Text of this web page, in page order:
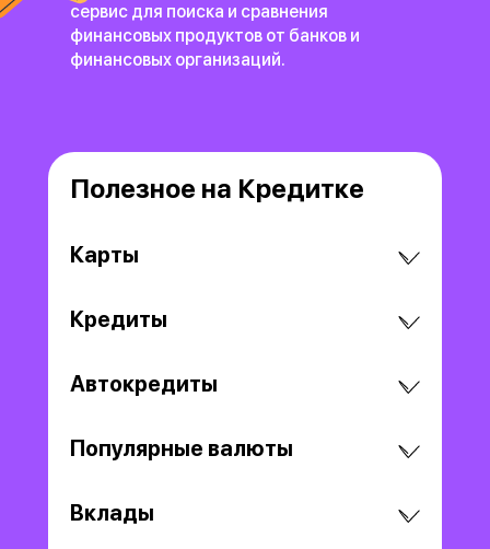
сервис для поиска и сравнения
финансовых продуктов от банков и
финансовых организаций.
Полезное на Кредитке
Карты
Кредиты
Автокредиты
Популярные валюты
Вклады